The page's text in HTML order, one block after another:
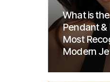
What is
Pendant &
Most
Modern